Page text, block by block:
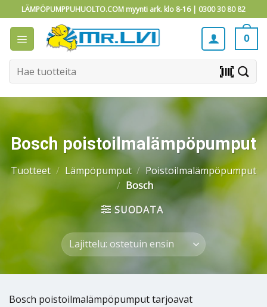
to
content
LÄMPÖPUMPPUHUOLTO.COM myynti ark. klo 8-16 | 0300 30 80 82
0
Etsi: barcode_scanner
Bosch poistoilmalämpöpumput
Tuotteet / Lämpöpumput / Poistoilmalämpöpumput
/ Bosch
SUODATA
Bosch poistoilmalämpöpumput tarjoavat